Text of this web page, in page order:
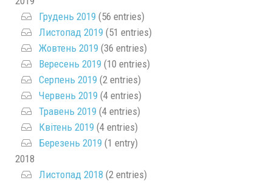
Грудень 2019 (56 entries)
Листопад 2019 (51 entries)
Жовтень 2019 (36 entries)
Вересень 2019 (10 entries)
Серпень 2019 (2 entries)
Червень 2019 (4 entries)
Травень 2019 (4 entries)
Квітень 2019 (4 entries)
Березень 2019 (1 entry)
2018
Листопад 2018 (2 entries)